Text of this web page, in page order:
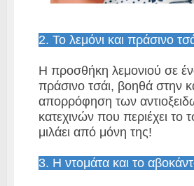
2. Το λεμόνι και πράσινο
Η προσθήκη λεμονιού σε
πράσινο τσάι, βοηθά στην
απορρόφηση των
κατεχινών που περιέχει το
μιλάει από μόνη της!
3. Η ντομάτα και το